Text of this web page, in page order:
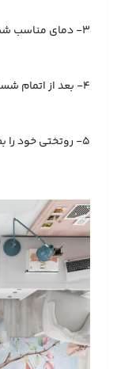
3- دمای مناسب شستشوی آب 30 درجه سانتی گراد می‌باشد.
4- بعد از اتمام شستشو روتختی را از لباسشویی خارج کنید.
5- روتختی خود را بصورت باز خشک کنید.